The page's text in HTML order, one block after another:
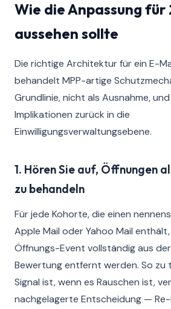
Wie die Anpassung für
aussehen sollte
Die richtige Architektur für ein E-
behandelt MPP-artige
Grundlinie, nicht als Ausnahme,
Implikationen zurück in die
Einwilligungsverwaltungsebene.
1. Hören Sie auf, Öffnungen
zu behandeln
Für jede Kohorte, die einen
Apple Mail oder Yahoo Mail
Öffnungs-Event vollständig aus
Bewertung entfernt werden. So zu
Signal ist, wenn es Rauschen ist,
nachgelagerte Entscheidung —